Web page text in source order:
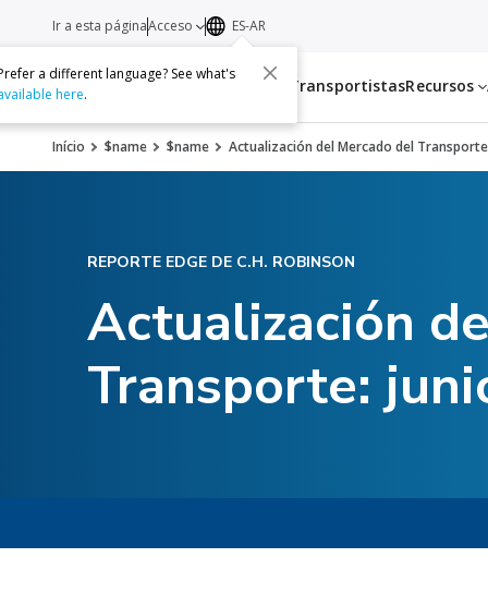
Servicios TransportistasRecursos
Ir a esta páginaAcceso ES-AR
a different language? See what's
here.
Início $name $name Actualización del Mercado del
REPORTE EDGE DE C.H. ROBINSON
Actualización
Transporte: